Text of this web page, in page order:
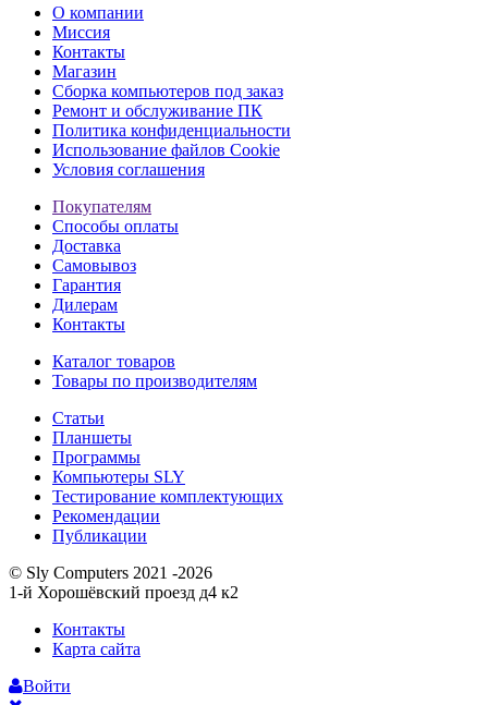
О компании
Миссия
Контакты
Магазин
Сборка компьютеров под заказ
Ремонт и обслуживание ПК
Политика конфиденциальности
Использование файлов Cookie
Условия соглашения
Покупателям
Способы оплаты
Доставка
Самовывоз
Гарантия
Дилерам
Контакты
Каталог товаров
Товары по производителям
Статьи
Планшеты
Программы
Компьютеры SLY
Тестирование комплектующих
Рекомендации
Публикации
© Sly Computers 2021 -2026
1-й Хорошёвский проезд д4 к2
Контакты
Карта сайта
Войти